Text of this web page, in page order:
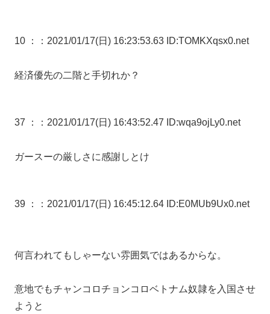
10 ： ：2021/01/17(日) 16:23:53.63 ID:TOMKXqsx0.net
経済優先の二階と手切れか？
37 ： ：2021/01/17(日) 16:43:52.47 ID:wqa9ojLy0.net
ガースーの厳しさに感謝しとけ
39 ： ：2021/01/17(日) 16:45:12.64 ID:E0MUb9Ux0.net
何言われてもしゃーない雰囲気ではあるからな。
意地でもチャンコロチョンコロベトナム奴隷を入国させ
ようと